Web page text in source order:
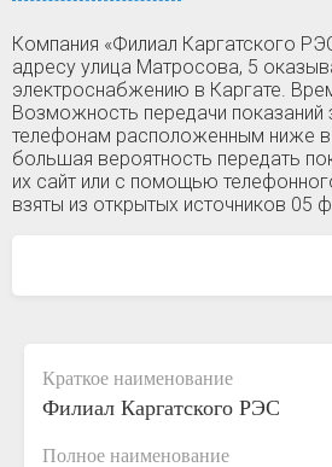
Компания «Филиал Каргатского
адресу улица Матросова, 5
электроснабжению в Каргате.
Возможность передачи показаний
телефонам расположенным ниже в
большая вероятность передать
их сайт или с помощью
взяты из открытых источников 05
Краткое наименование
Филиал Каргатского РЭС
Полное наименование